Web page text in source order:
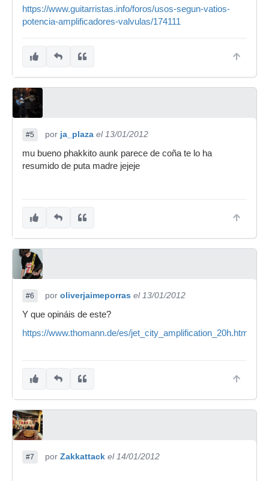
https://www.guitarristas.info/foros/usos-segun-vatios-
potencia-amplificadores-valvulas/174111
#5 por ja_plaza el 13/01/2012
mu bueno phakkito aunk parece de coña te lo ha
resumido de puta madre jejeje
#6 por oliverjaimeporras el 13/01/2012
Y que opináis de este?
https://www.thomann.de/es/jet_city_amplification_20h.htm
#7 por Zakkattack el 14/01/2012